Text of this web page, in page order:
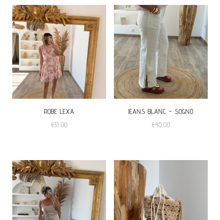
ROBE LEXA
€31,00
JEANS BLANC – SOGNO
€40,00
plusieurs
variations.
Les